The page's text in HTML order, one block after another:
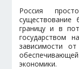
Россия
существование
границу и в
государством
зависимости
экономики.